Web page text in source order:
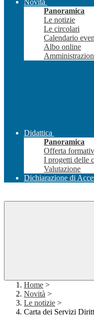
Novità
Panoramica
Le notizie
Le circolari
Calendario
Albo online
Didattica
Panoramica
Offerta
I progetti delle
Valutazione
Dichiarazione di
Home >
Novità >
Le notizie >
Carta dei Servizi